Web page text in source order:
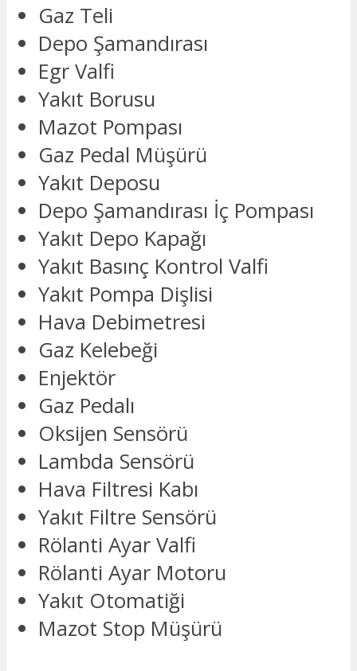
Gaz Teli
Depo Şamandırası
Egr Valfi
Yakıt Borusu
Mazot Pompası
Gaz Pedal Müşürü
Yakıt Deposu
Depo Şamandırası İç Pompası
Yakıt Depo Kapağı
Yakıt Basınç Kontrol Valfi
Yakıt Pompa Dişlisi
Hava Debimetresi
Gaz Kelebeği
Enjektör
Gaz Pedalı
Oksijen Sensörü
Lambda Sensörü
Hava Filtresi Kabı
Yakıt Filtre Sensörü
Rölanti Ayar Valfi
Rölanti Ayar Motoru
Yakıt Otomatiği
Mazot Stop Müşürü